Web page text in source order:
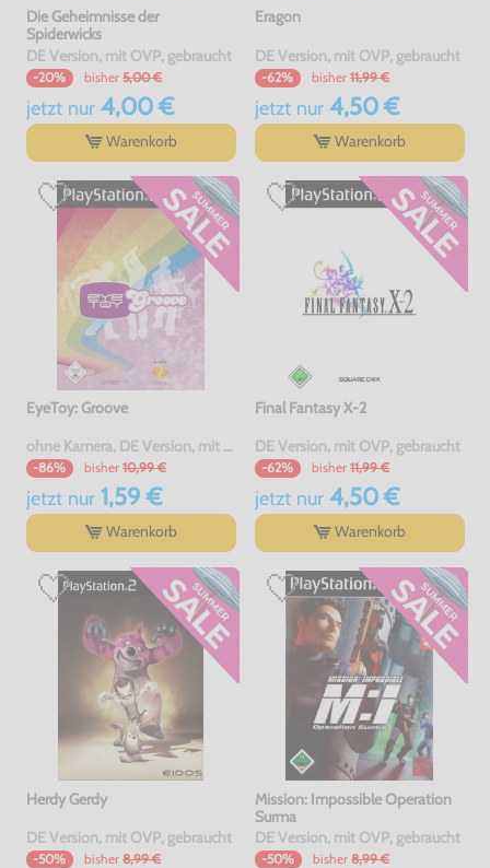
Die Geheimnisse der
Spiderwicks
DE Version, mit OVP, gebraucht
-20% bisher 5,00 €
jetzt nur4,00 €
Warenkorb
Eragon
DE Version, mit OVP, gebraucht
-62% bisher 11,99 €
jetzt nur4,50 €
Warenkorb
EyeToy: Groove
ohne Kamera, DE Version, mit OVP, gebraucht
-86% bisher 10,99 €
jetzt nur1,59 €
Warenkorb
Final Fantasy X-2
DE Version, mit OVP, gebraucht
-62% bisher 11,99 €
jetzt nur4,50 €
Warenkorb
Herdy Gerdy
DE Version, mit OVP, gebraucht
-50% bisher 8,99 €
Mission: Impossible Operation
Surma
DE Version, mit OVP, gebraucht
-50% bisher 8,99 €